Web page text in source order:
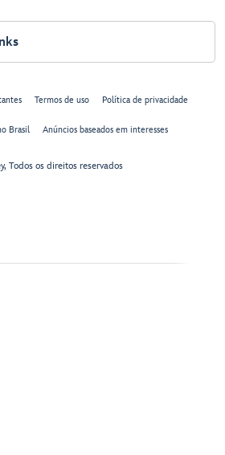
Termos de uso Política de privacidade
Brasil Anúncios baseados em interesses
Todos os direitos reservados